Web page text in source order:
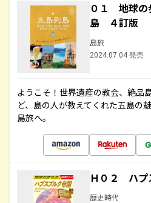
０１ 地球
島 ４訂版
島旅
2024.07.04 発売
ようこそ！世界遺産の教会、絶品
ど、島の人が教えてくれた五島の
島旅へ。
Ｈ０２ ハプ
歴史時代